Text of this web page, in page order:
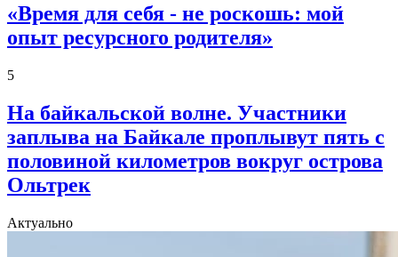
«Время для себя - не роскошь: мой
опыт ресурсного родителя»
5
На байкальской волне. Участники
заплыва на Байкале проплывут пять с
половиной километров вокруг острова
Ольтрек
Актуально